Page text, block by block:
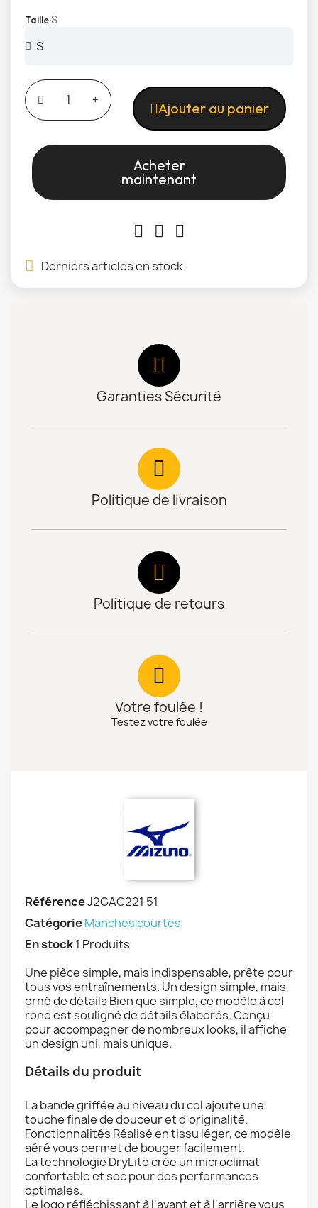
TailleS
Ajouter au panier
Acheter
maintenant
Derniers articles en stock
Garanties Sécurité
Politique de livraison
Politique de retours
Votre foulée !
Testez votre foulée
RéférenceJ2GAC221 51
CatégorieManches courtes
En stock1 Produits
Une pièce simple, mais indispensable, prête pour
tous vos entraînements. Un design simple, mais
orné de détails Bien que simple, ce modèle à col
rond est souligné de détails élaborés. Conçu
pour accompagner de nombreux looks, il affiche
un design uni, mais unique.
Détails du produit
La bande griffée au niveau du col ajoute une
touche finale de douceur et d'originalité.
Fonctionnalités Réalisé en tissu léger, ce modèle
aéré vous permet de bouger facilement.
La technologie DryLite crée un microclimat
confortable et sec pour des performances
optimales.
Le logo réfléchissant à l'avant et à l'arrière vous